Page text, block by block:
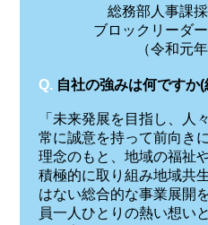
総務部人事課
ブロックリー
（令和元
Q. 自社の強みは何ですか
「未来発展を目指し、人
常に誠意を持って前向き
理念のもと、地域の福祉
積極的に取り組み地域共
はない総合的な事業展開
員一人ひとりの熱い想い